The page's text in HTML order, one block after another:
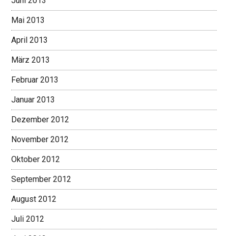
Mai 2013
April 2013
März 2013
Februar 2013
Januar 2013
Dezember 2012
November 2012
Oktober 2012
September 2012
August 2012
Juli 2012